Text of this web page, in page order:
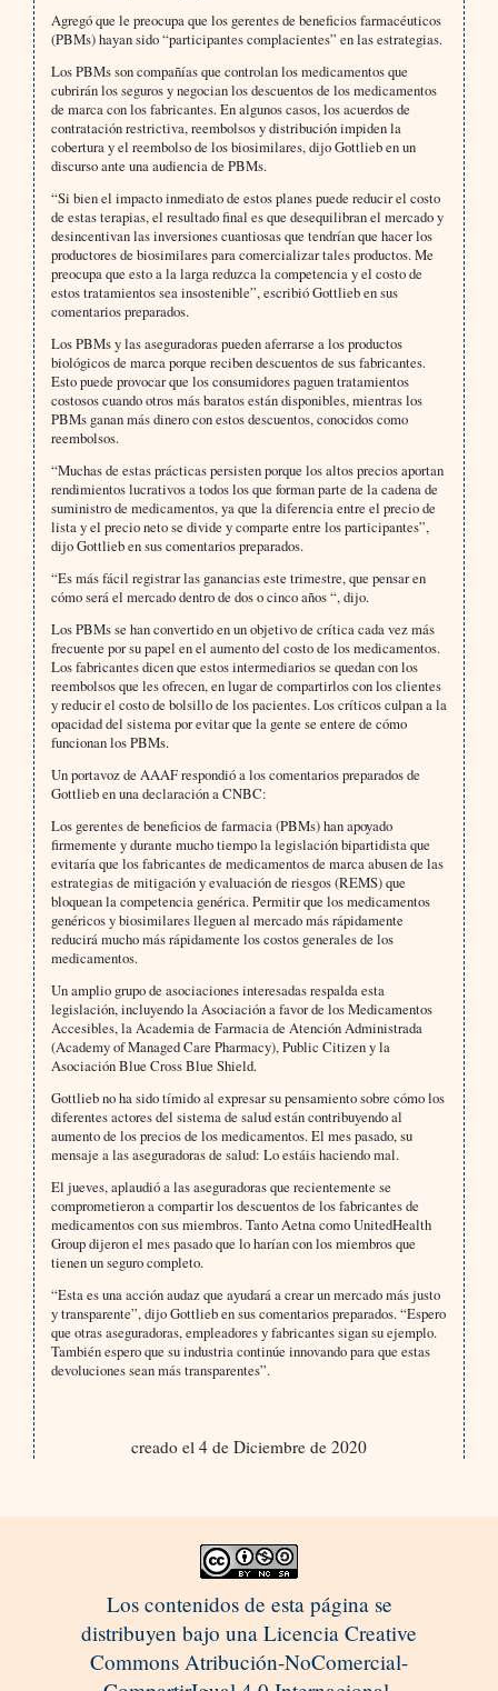
Agregó que le preocupa que los gerentes de beneficios farmacéuticos
(PBMs) hayan sido “participantes complacientes” en las estrategias.
Los PBMs son compañías que controlan los medicamentos que
cubrirán los seguros y negocian los descuentos de los medicamentos
de marca con los fabricantes. En algunos casos, los acuerdos de
contratación restrictiva, reembolsos y distribución impiden la
cobertura y el reembolso de los biosimilares, dijo Gottlieb en un
discurso ante una audiencia de PBMs.
“Si bien el impacto inmediato de estos planes puede reducir el costo
de estas terapias, el resultado final es que desequilibran el mercado y
desincentivan las inversiones cuantiosas que tendrían que hacer los
productores de biosimilares para comercializar tales productos. Me
preocupa que esto a la larga reduzca la competencia y el costo de
estos tratamientos sea insostenible”, escribió Gottlieb en sus
comentarios preparados.
Los PBMs y las aseguradoras pueden aferrarse a los productos
biológicos de marca porque reciben descuentos de sus fabricantes.
Esto puede provocar que los consumidores paguen tratamientos
costosos cuando otros más baratos están disponibles, mientras los
PBMs ganan más dinero con estos descuentos, conocidos como
reembolsos.
“Muchas de estas prácticas persisten porque los altos precios aportan
rendimientos lucrativos a todos los que forman parte de la cadena de
suministro de medicamentos, ya que la diferencia entre el precio de
lista y el precio neto se divide y comparte entre los participantes”,
dijo Gottlieb en sus comentarios preparados.
“Es más fácil registrar las ganancias este trimestre, que pensar en
cómo será el mercado dentro de dos o cinco años “, dijo.
Los PBMs se han convertido en un objetivo de crítica cada vez más
frecuente por su papel en el aumento del costo de los medicamentos.
Los fabricantes dicen que estos intermediarios se quedan con los
reembolsos que les ofrecen, en lugar de compartirlos con los clientes
y reducir el costo de bolsillo de los pacientes. Los críticos culpan a la
opacidad del sistema por evitar que la gente se entere de cómo
funcionan los PBMs.
Un portavoz de AAAF respondió a los comentarios preparados de
Gottlieb en una declaración a CNBC:
Los gerentes de beneficios de farmacia (PBMs) han apoyado
firmemente y durante mucho tiempo la legislación bipartidista que
evitaría que los fabricantes de medicamentos de marca abusen de las
estrategias de mitigación y evaluación de riesgos (REMS) que
bloquean la competencia genérica. Permitir que los medicamentos
genéricos y biosimilares lleguen al mercado más rápidamente
reducirá mucho más rápidamente los costos generales de los
medicamentos.
Un amplio grupo de asociaciones interesadas respalda esta
legislación, incluyendo la Asociación a favor de los Medicamentos
Accesibles, la Academia de Farmacia de Atención Administrada
(Academy of Managed Care Pharmacy), Public Citizen y la
Asociación Blue Cross Blue Shield.
Gottlieb no ha sido tímido al expresar su pensamiento sobre cómo los
diferentes actores del sistema de salud están contribuyendo al
aumento de los precios de los medicamentos. El mes pasado, su
mensaje a las aseguradoras de salud: Lo estáis haciendo mal.
El jueves, aplaudió a las aseguradoras que recientemente se
comprometieron a compartir los descuentos de los fabricantes de
medicamentos con sus miembros. Tanto Aetna como UnitedHealth
Group dijeron el mes pasado que lo harían con los miembros que
tienen un seguro completo.
“Esta es una acción audaz que ayudará a crear un mercado más justo
y transparente”, dijo Gottlieb en sus comentarios preparados. “Espero
que otras aseguradoras, empleadores y fabricantes sigan su ejemplo.
También espero que su industria continúe innovando para que estas
devoluciones sean más transparentes”.
creado el 4 de Diciembre de 2020
Los contenidos de esta página se
distribuyen bajo una Licencia Creative
Commons Atribución-NoComercial-